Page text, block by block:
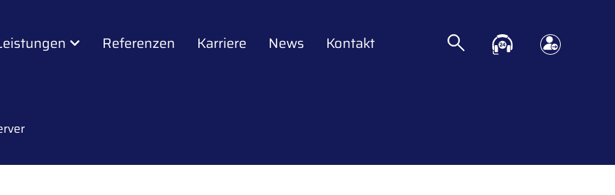
Referenzen Karriere News Kontakt